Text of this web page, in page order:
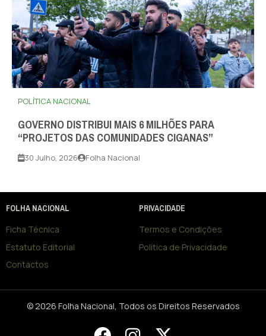
POLÍTICA NACIONAL
GOVERNO DISTRIBUI MAIS 6 MILHÕES PARA
“PROJETOS DAS COMUNIDADES CIGANAS”
30 Julho, 2026 Folha Nacional
FOLHA NACIONAL
Ficha Técnica
Estatuto Editorial
Contactos
PRIVACIDADE
Termos e Condições
Política de Privacidade
© 2026 Folha Nacional, Todos os Direitos Reservados